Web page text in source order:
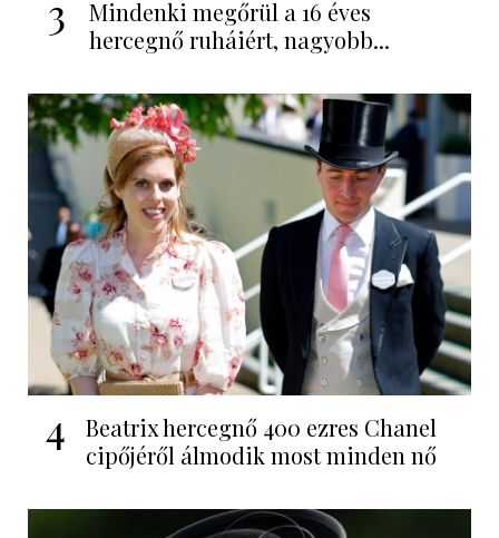
3
Mindenki megőrül a 16 éves
hercegnő ruháiért, nagyobb...
4
Beatrix hercegnő 400 ezres Chanel
cipőjéről álmodik most minden nő